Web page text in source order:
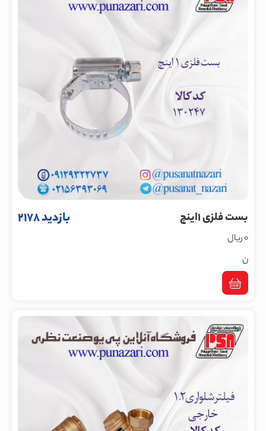
بست فلزی 1اینچ بازدید 2178
0 ریال
ن